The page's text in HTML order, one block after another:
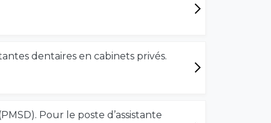
dentaires en cabinets privés.
Pour le poste d’assistante